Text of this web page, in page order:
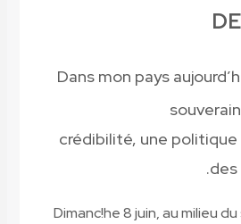
Dans mon pays
crédibilité, une
des
Dimanc!he 8 juin, au milieu